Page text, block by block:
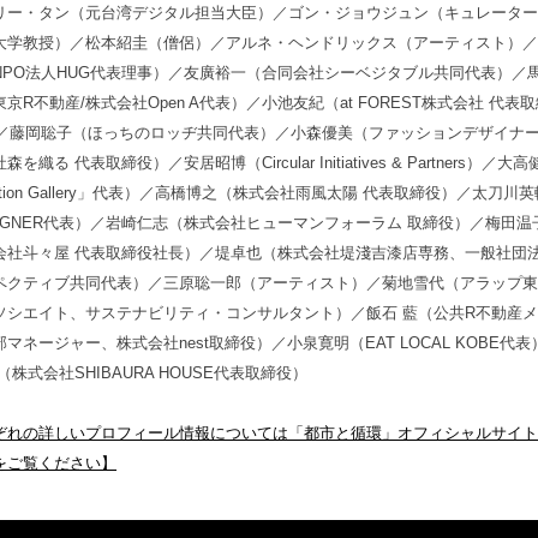
ー・タン（元台湾デジタル担当大臣）／ゴン・ジョウジュン（キュレータ
学教授）／松本紹圭（僧侶）／アルネ・ヘンドリックス（アーティスト）
法人HUG代表理事）／友廣裕一（合同会社シーベジタブル共同代表）／
京R不動産/株式会社Open A代表）／小池友紀（at FOREST株式会社 代表
藤岡聡子（ほっちのロッヂ共同代表）／小森優美（ファッションデザイナ
森を織る 代表取締役）／安居昭博（Circular Initiatives & Partners）／大高
Gallery」代表）／高橋博之（株式会社雨風太陽 代表取締役）／太刀川英
代表）／岩崎仁志（株式会社ヒューマンフォーラム 取締役）／梅田温
社斗々屋 代表取締役社長）／堤卓也（株式会社堤淺吉漆店専務、一般社団
クティブ共同代表）／三原聡一郎（アーティスト）／菊地雪代（アラップ
シエイト、サステナビリティ・コンサルタント）／飯石 藍（公共R不動産
マネージャー、株式会社nest取締役）／小泉寛明（EAT LOCAL KOBE代表
株式会社SHIBAURA HOUSE代表取締役）
れの詳しいプロフィール情報については「都市と循環」オフィシャルサイト
覧ください】